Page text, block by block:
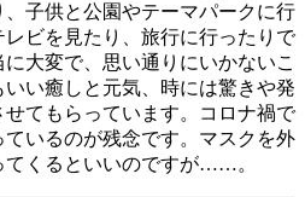
子供と公園やテーマパークに行
ビを見たり、旅行に行ったりで
大変で、思い通りにいかないこ
い癒しと元気、時には驚きや発
てもらっています。コロナ禍で
いるのが残念です。マスクを外
てくるといいのですが……。